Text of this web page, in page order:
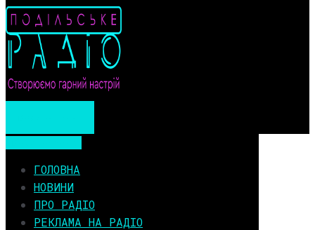
ГОЛОВНА
НОВИНИ
ПРО РАДІО
РЕКЛАМА НА РАДІО